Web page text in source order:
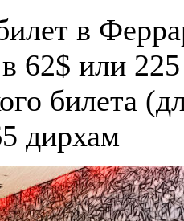
в
62$ или
билета
дирхам